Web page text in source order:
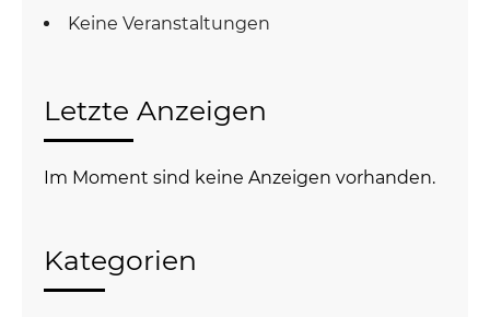
Keine Veranstaltungen
Letzte Anzeigen
Im Moment sind keine Anzeigen vorhanden.
Kategorien